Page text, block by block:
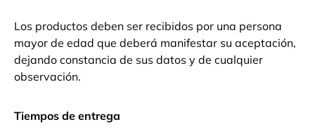
Los productos deben ser recibidos por una persona
mayor de edad que deberá manifestar su aceptación,
dejando constancia de sus datos y de cualquier
observación.
Tiempos de entrega